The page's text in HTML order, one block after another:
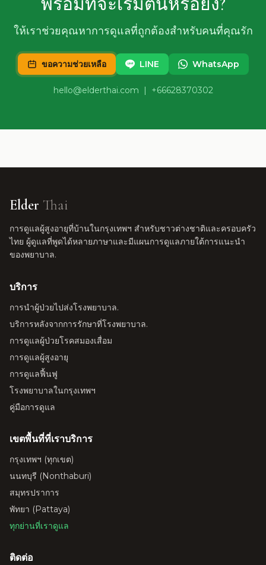
พร้อมที่จะเริ่มต้นหรือยัง?
ให้เราช่วยคุณหาการดูแลที่ถูกต้องสำหรับคนที่คุณรัก
ขอความช่วยเหลือ LINE WhatsApp
hello@elderthai.com | +66628370302
Elder Thai
การดูแลผู้สูงอายุที่บ้านในกรุงเทพฯ สำหรับชาวต่างชาติและครอบครัว
ไทย ผู้ดูแลที่พูดได้หลายภาษาและมีแผนการดูแลภายใต้การแนะนำ
ของพยาบาล.
บริการ
การนำผู้ป่วยไปส่งโรงพยาบาล.
บริการหลังจากการรักษาที่โรงพยาบาล.
การดูแลผู้ป่วยโรคสมองเสื่อม
การดูแลผู้สูงอายุ
การดูแลฟื้นฟู
โรงพยาบาลในกรุงเทพฯ
คู่มือการดูแล
เขตพื้นที่ที่เราบริการ
กรุงเทพฯ (ทุกเขต)
นนทบุรี (Nonthaburi)
สมุทรปราการ
พัทยา (Pattaya)
ทุกย่านที่เราดูแล
ติดต่อ